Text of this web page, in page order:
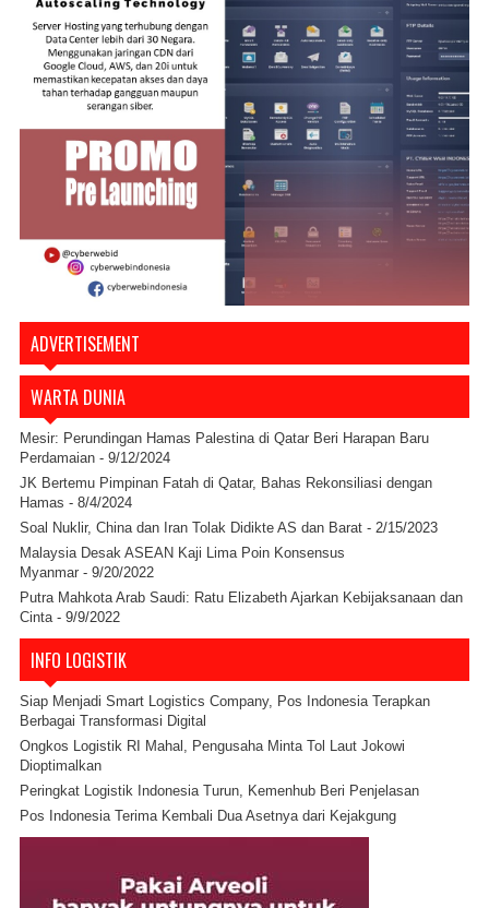
ADVERTISEMENT
WARTA DUNIA
Mesir: Perundingan Hamas Palestina di Qatar Beri Harapan Baru
Perdamaian - 9/12/2024
JK Bertemu Pimpinan Fatah di Qatar, Bahas Rekonsiliasi dengan
Hamas - 8/4/2024
Soal Nuklir, China dan Iran Tolak Didikte AS dan Barat - 2/15/2023
Malaysia Desak ASEAN Kaji Lima Poin Konsensus
Myanmar - 9/20/2022
Putra Mahkota Arab Saudi: Ratu Elizabeth Ajarkan Kebijaksanaan dan
Cinta - 9/9/2022
INFO LOGISTIK
Siap Menjadi Smart Logistics Company, Pos Indonesia Terapkan
Berbagai Transformasi Digital
Ongkos Logistik RI Mahal, Pengusaha Minta Tol Laut Jokowi
Dioptimalkan
Peringkat Logistik Indonesia Turun, Kemenhub Beri Penjelasan
Pos Indonesia Terima Kembali Dua Asetnya dari Kejakgung